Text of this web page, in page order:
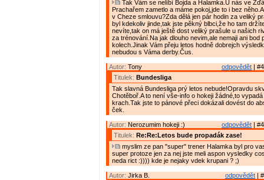
Tak Vám se nelíbí Bojda a Halamka.U nás ve
Prachařem zametlo a máme pokoj,jde to i bez
v Cheze smlouvu?Zda dělá jen pár hodin za veliký
byl kdekoliv jinde,tak jste pěkný blbci,že ho tam
nevíte,tak on má ještě dost veliký prašule u našich
za trénování.Na jak dlouho nevim,ale nemaji ani bod
kolech.Jinak Vám přeju letos hodně dobrejch
nebudou s Váma derby.Čus.
odpovědět |
Autor: Tony
Titulek: Bundesliga
Tak slavná Bundesliga prý letos nebude!Opravdu
Chotěboř.A to není vše-info o hokeji žádné,to
krach.Tak jste to pánové přeci dokázali dovést do
ček.
odpovědět |
Autor: Nerozumim hokeji :)
Titulek: Re:Re:Letos bude propadák zase!
myslim ze pan "super" trener Halamka byl pro
super protoze jen za nej jste meli aspon vysledky
neda rict :)))) kde je nejaky vdek krupani ? ;)
odpovědět |
Autor: Jirka B.